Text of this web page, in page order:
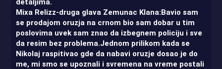
detaljima.
Mixa Relizz-druga glava Zemunac Klana:Bavio sam
se prodajom oruzja na crnom bio sam dobar u tim
poslovima uvek sam znao da izbegnem policiju i sve
da resim bez problema.Jednom prilikom kada se
Nikolaj raspitivao gde da nabavi oruzje dosao je do
me, mi smo se upoznali i svremena na vreme postali